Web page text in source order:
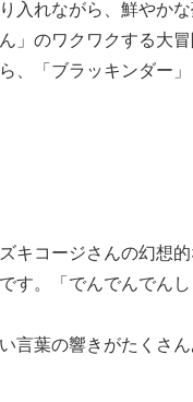
入れながら、鮮やかな
」のワクワクする大
、「ブラッキンダー
キコージさんの幻想
す。「でんでんでん
言葉の響きがたくさ